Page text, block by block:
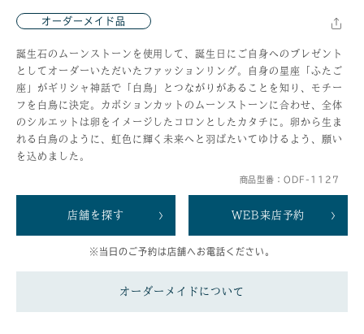
オーダーメイド品
誕生石のムーンストーンを使用して、誕生日にご自身へのプレゼント
としてオーダーいただいたファッションリング。自身の星座「ふたご
座」がギリシャ神話で「白鳥」とつながりがあることを知り、モチー
フを白鳥に決定。カボションカットのムーンストーンに合わせ、全体
のシルエットは卵をイメージしたコロンとしたカタチに。卵から生ま
れる白鳥のように、虹色に輝く未来へと羽ばたいてゆけるよう、願い
を込めました。
商品型番：ODF-1127
店舗を探す WEB来店予約
※当日のご予約は店舗へお電話ください。
オーダーメイドについて